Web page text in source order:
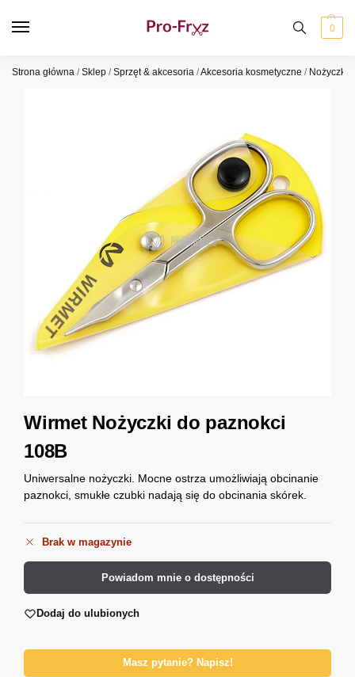
0
Strona główna /Sklep /Sprzęt & akcesoria /Akcesoria kosmetyczne / Nożyczki
Wirmet Nożyczki do paznokci
108B
Uniwersalne nożyczki. Mocne ostrza umożliwiają obcinanie
paznokci, smukłe czubki nadają się do obcinania skórek.
Brak w magazynie
Powiadom mnie o dostępności
Dodaj do ulubionych
Masz pytanie? Napisz!